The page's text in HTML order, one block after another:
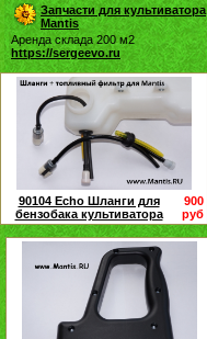
Запчасти для культиватора
Mantis
Аренда склада 200 м2
https://sergeevo.ru
90104 Echo Шланги для
бензобака культиватора
900
руб